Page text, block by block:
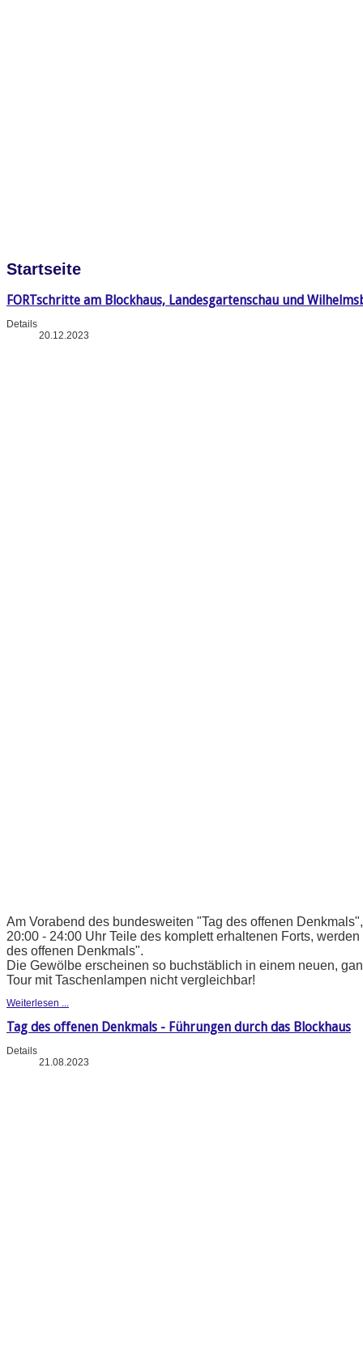
Startseite
FORTschritte am Blockhaus, Landesgartenschau und
Details
20.12.2023
Am Vorabend des bundesweiten "Tag des offenen
20:00 - 24:00 Uhr Teile des komplett erhaltenen Forts,
des offenen Denkmals".
Die Gewölbe erscheinen so buchstäblich in einem neuen,
Tour mit Taschenlampen nicht vergleichbar!
Weiterlesen ...
Tag des offenen Denkmals - Führungen durch das Blockhaus
Details
21.08.2023